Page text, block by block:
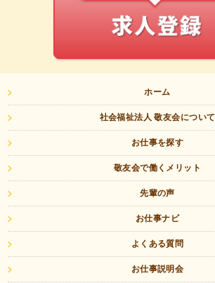
ホーム
社会福祉法人 敬友会について
お仕事を探す
敬友会で働くメリット
先輩の声
お仕事ナビ
よくある質問
お仕事説明会